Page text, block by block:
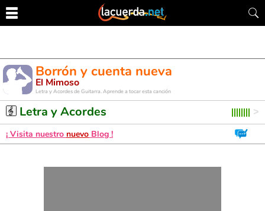
Borrón y cuenta nueva
El Mimoso
Letra y Acordes de Guitarra. Aprende a tocar esta canción
Letra y Acordes
¡ Visita nuestro nuevo Blog !